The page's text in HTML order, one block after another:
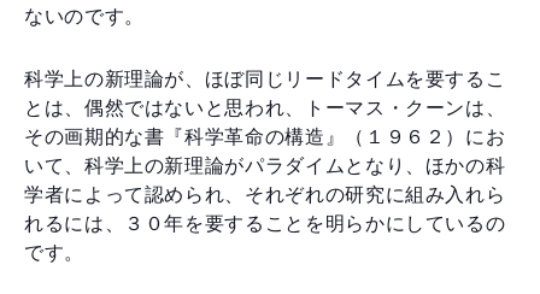
ないのです。
科学上の新理論が、ほぼ同じリードタイムを要するこ
とは、偶然ではないと思われ、トーマス・クーンは、
その画期的な書『科学革命の構造』（１９６２）にお
いて、科学上の新理論がパラダイムとなり、ほかの科
学者によって認められ、それぞれの研究に組み入れら
れるには、３０年を要することを明らかにしているの
です。